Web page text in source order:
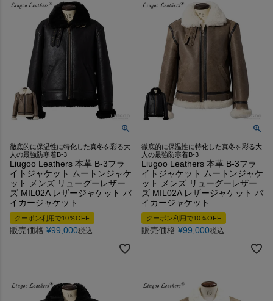
徹底的に保温性に特化した真冬を彩る大
人の最強防寒着B-3
Liugoo Leathers 本革 B-3フラ
イトジャケット ムートンジャケ
ット メンズ リューグーレザー
ズ MIL02A レザージャケット バ
イカージャケット
クーポン利用で10％OFF
販売価格 ¥99,000税込
徹底的に保温性に特化した真冬を彩る大
人の最強防寒着B-3
Liugoo Leathers 本革 B-3フラ
イトジャケット ムートンジャケ
ット メンズ リューグーレザー
ズ MIL02A レザージャケット バ
イカージャケット
クーポン利用で10％OFF
販売価格 ¥99,000税込